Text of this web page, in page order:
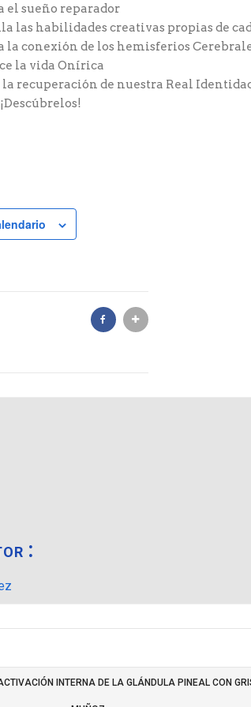
el sueño reparador
las habilidades creativas propias de
la conexión de los hemisferios
la vida Onírica
recuperación de nuestra Real
INTERNA DE LA GLÁNDULA PINEAL CON